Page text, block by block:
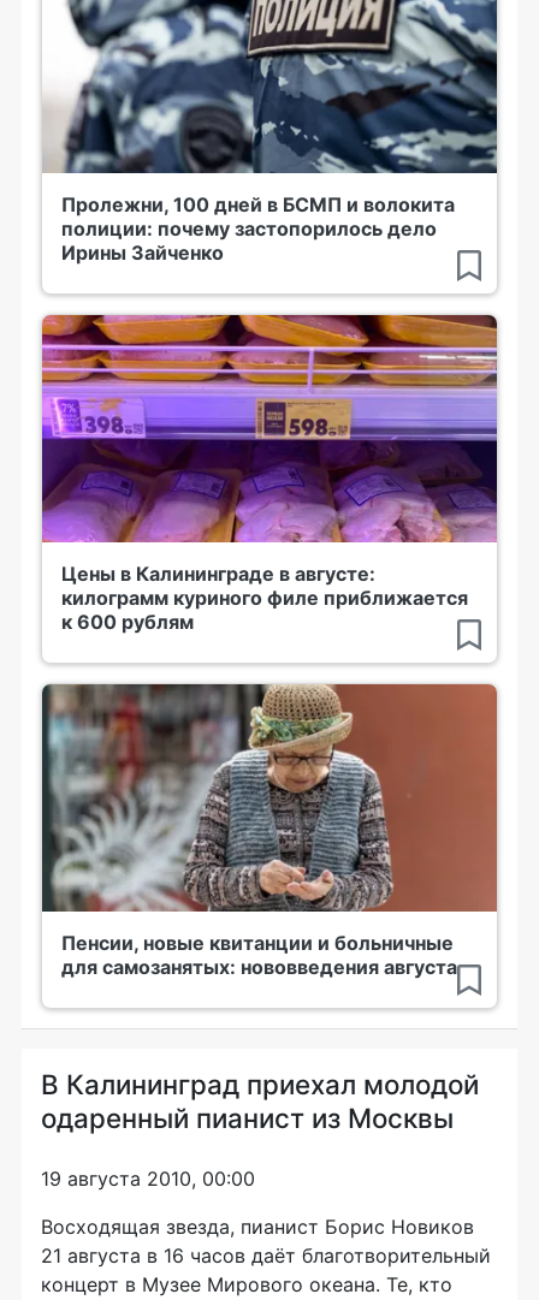
Пролежни, 100 дней в БСМП и волокита
полиции: почему застопорилось дело
Ирины Зайченко
Цены в Калининграде в августе:
килограмм куриного филе приближается
к 600 рублям
Пенсии, новые квитанции и больничные
для самозанятых: нововведения августа
В Калининград приехал молодой
одаренный пианист из Москвы
19 августа 2010, 00:00
Восходящая звезда, пианист Борис Новиков
21 августа в 16 часов даёт благотворительный
концерт в Музее Мирового океана. Те, кто